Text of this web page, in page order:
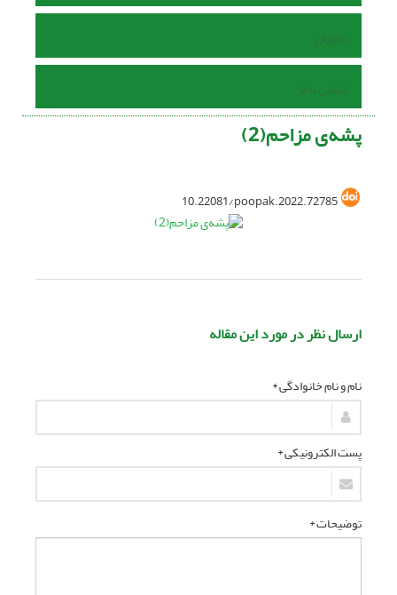
داوران
تماس با ما
پشه‌ی مزاحم(2)
10.22081/poopak.2022.72785
ارسال نظر در مورد این مقاله
نام و نام خانوادگی *
پست الکترونیکی *
توضیحات *